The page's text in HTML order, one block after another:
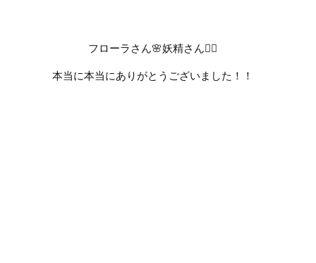
フローラさん🌸妖精さん🧚‍♀️
本当に本当にありがとうございました！！